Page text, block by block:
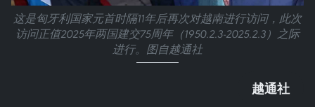
这是匈牙利国家元首时隔11年后再次对越南进行访问，此次
访问正值2025年两国建交75周年（1950.2.3-2025.2.3）之际
进行。图自越通社
越通社